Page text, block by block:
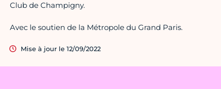
Club de Champigny.
Avec le soutien de la Métropole du Grand Paris.
Mise à jour le 12/09/2022